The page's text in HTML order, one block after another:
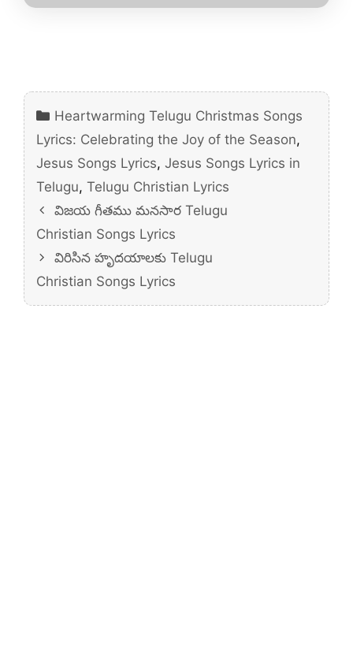
Categories
Heartwarming Telugu Christmas Songs
Lyrics: Celebrating the Joy of the Season,
Jesus Songs Lyrics, Jesus Songs Lyrics in
Telugu, Telugu Christian Lyrics
విజయ గీతము మనసార Telugu
Christian Songs Lyrics
విరిసిన హృదయాలకు Telugu
Christian Songs Lyrics